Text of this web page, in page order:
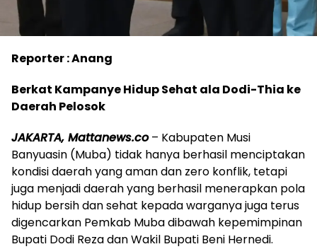
Reporter : Anang
Berkat Kampanye Hidup Sehat ala Dodi-Thia ke
Daerah Pelosok
JAKARTA, Mattanews.co– Kabupaten Musi
Banyuasin (Muba) tidak hanya berhasil menciptakan
kondisi daerah yang aman dan zero konflik, tetapi
juga menjadi daerah yang berhasil menerapkan pola
hidup bersih dan sehat kepada warganya juga terus
digencarkan Pemkab Muba dibawah kepemimpinan
Bupati Dodi Reza dan Wakil Bupati Beni Hernedi.